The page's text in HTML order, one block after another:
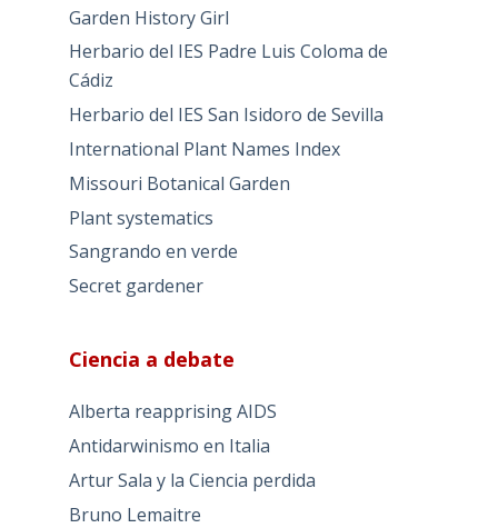
Garden History Girl
Herbario del IES Padre Luis Coloma de
Cádiz
Herbario del IES San Isidoro de Sevilla
International Plant Names Index
Missouri Botanical Garden
Plant systematics
Sangrando en verde
Secret gardener
Ciencia a debate
Alberta reapprising AIDS
Antidarwinismo en Italia
Artur Sala y la Ciencia perdida
Bruno Lemaitre